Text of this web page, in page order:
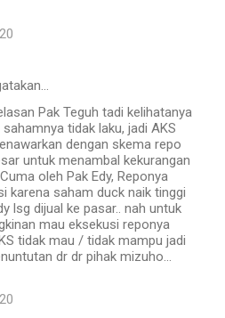
Pak Teguh tadi kelihatanya
tidak laku, jadi AKS
dengan skema repo
untuk menambal kekurangan
oleh Pak Edy, Reponya
karena saham duck naik tinggi
lsg dijual ke pasar.. nah untuk
mau eksekusi reponya
tidak mau / tidak mampu jadi
dr dr pihak mizuho...